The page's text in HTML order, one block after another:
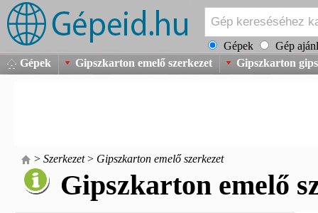
Gépek
Gép
Gépek
Gipszkarton emelő szerkezet Gipszkarton
> Szerkezet> Gipszkarton emelő szerkezet
Gipszkarton emelő